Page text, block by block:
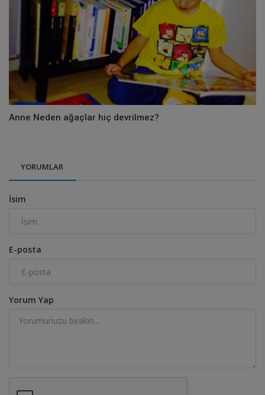
Anne Neden ağaçlar hiç devrilmez?
YORUMLAR
İsim
E-posta
Yorum Yap